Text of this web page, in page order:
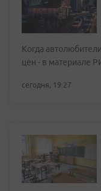
Когда
цен - в материале
сегодня, 19:27